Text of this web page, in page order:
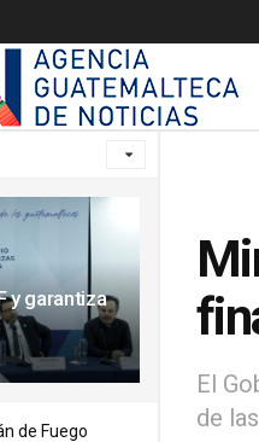
y garantiza
de Fuego
El
de